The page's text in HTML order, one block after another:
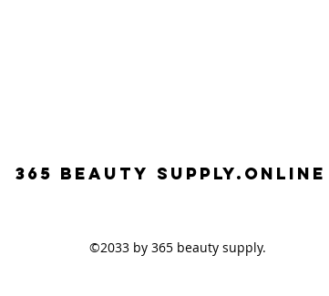
365 beauty supplY.ONLINE
©2033 by 365 beauty supply.